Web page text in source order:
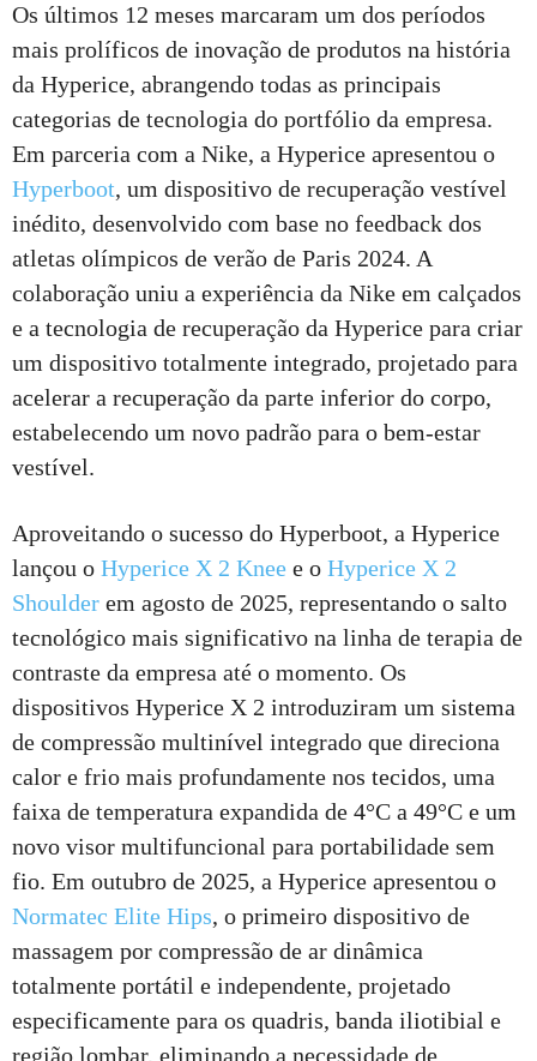
Os últimos 12 meses marcaram um dos períodos
mais prolíficos de inovação de produtos na história
da Hyperice, abrangendo todas as principais
categorias de tecnologia do portfólio da empresa.
Em parceria com a Nike, a Hyperice apresentou o
Hyperboot, um dispositivo de recuperação vestível
inédito, desenvolvido com base no feedback dos
atletas olímpicos de verão de Paris 2024. A
colaboração uniu a experiência da Nike em calçados
e a tecnologia de recuperação da Hyperice para criar
um dispositivo totalmente integrado, projetado para
acelerar a recuperação da parte inferior do corpo,
estabelecendo um novo padrão para o bem-estar
vestível.
Aproveitando o sucesso do Hyperboot, a Hyperice
lançou o Hyperice X 2 Knee e o Hyperice X 2
Shoulder em agosto de 2025, representando o salto
tecnológico mais significativo na linha de terapia de
contraste da empresa até o momento. Os
dispositivos Hyperice X 2 introduziram um sistema
de compressão multinível integrado que direciona
calor e frio mais profundamente nos tecidos, uma
faixa de temperatura expandida de 4°C a 49°C e um
novo visor multifuncional para portabilidade sem
fio. Em outubro de 2025, a Hyperice apresentou o
Normatec Elite Hips, o primeiro dispositivo de
massagem por compressão de ar dinâmica
totalmente portátil e independente, projetado
especificamente para os quadris, banda iliotibial e
região lombar, eliminando a necessidade de